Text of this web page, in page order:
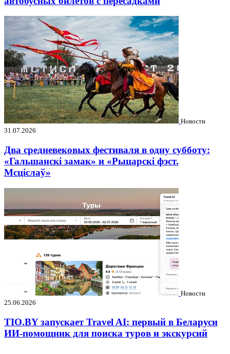
Новости
31.07.2026
Два средневековых фестиваля в одну субботу:
«Гальшанскі замак» и «Рыцарскі фэст.
Мсціслаў»
Новости
25.06.2026
TIO.BY запускает Travel AI: первый в Беларуси
ИИ-помощник для поиска туров и экскурсий